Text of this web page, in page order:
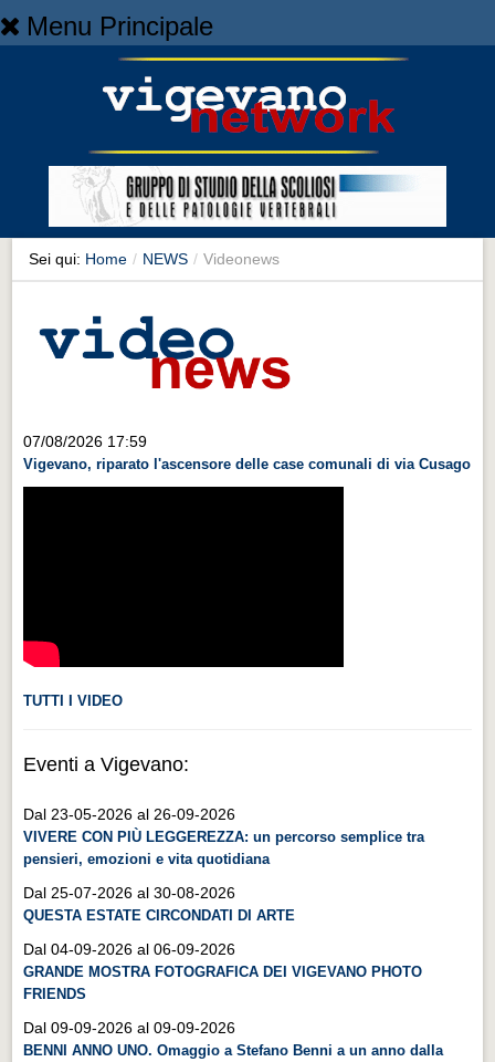
Menu Principale
NEWS
Cronaca
Cronaca
Artes et Artificia
Territorio
Territorio
CHI SIAMO
CHI SIAMO
CITTÀ
Guida turistica rapida
Guida turistica rapida
Musica e teatro
Musica e teatro
Distretto industriale
Distretto industriale
Muoversi a Vigevano
Sei qui: Home / NEWS / Videonews
07/08/2026 17:59
Vigevano, riparato l'ascensore delle case comunali di via Cusago
TUTTI I VIDEO
Eventi a Vigevano:
Dal 23-05-2026 al 26-09-2026
VIVERE CON PIÙ LEGGEREZZA: un percorso semplice tra
pensieri, emozioni e vita quotidiana
Dal 25-07-2026 al 30-08-2026
QUESTA ESTATE CIRCONDATI DI ARTE
Dal 04-09-2026 al 06-09-2026
GRANDE MOSTRA FOTOGRAFICA DEI VIGEVANO PHOTO
FRIENDS
Dal 09-09-2026 al 09-09-2026
BENNI ANNO UNO. Omaggio a Stefano Benni a un anno dalla